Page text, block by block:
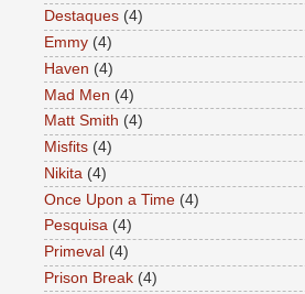
Destaques (4)
Emmy (4)
Haven (4)
Mad Men (4)
Matt Smith (4)
Misfits (4)
Nikita (4)
Once Upon a Time (4)
Pesquisa (4)
Primeval (4)
Prison Break (4)